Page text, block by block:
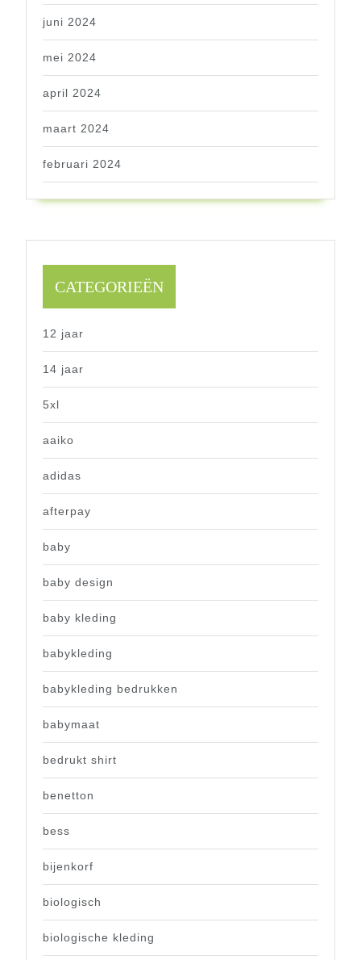
juni 2024
mei 2024
april 2024
maart 2024
februari 2024
CATEGORIEËN
12 jaar
14 jaar
5xl
aaiko
adidas
afterpay
baby
baby design
baby kleding
babykleding
babykleding bedrukken
babymaat
bedrukt shirt
benetton
bess
bijenkorf
biologisch
biologische kleding